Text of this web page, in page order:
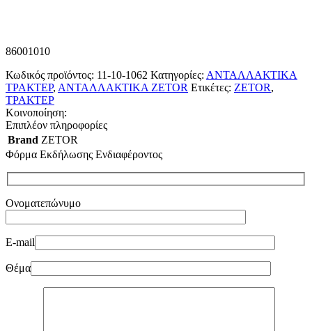
86001010
Κωδικός προϊόντος: 11-10-1062 Κατηγορίες: ΑΝΤΑΛΛΑΚΤΙΚΑ
ΤΡΑΚΤΕΡ, ΑΝΤΑΛΛΑΚΤΙΚΑ ZETOR Ετικέτες: ZETOR,
ΤΡΑΚΤΕΡ
Κοινοποίηση:
Επιπλέον πληροφορίες
Brand ZETOR
Φόρμα Εκδήλωσης Ενδιαφέροντος
Ονοματεπώνυμο
E-mail
Θέμα